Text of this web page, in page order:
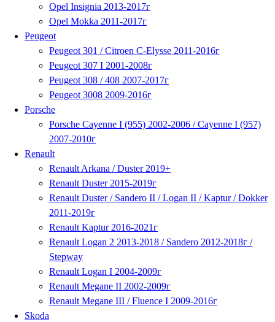
Opel Insignia 2013-2017г
Opel Mokka 2011-2017г
Peugeot
Peugeot 301 / Citroen C-Elysse 2011-2016г
Peugeot 307 I 2001-2008г
Peugeot 308 / 408 2007-2017г
Peugeot 3008 2009-2016г
Porsche
Porsche Cayenne I (955) 2002-2006 / Cayenne I (957)
2007-2010г
Renault
Renault Arkana / Duster 2019+
Renault Duster 2015-2019г
Renault Duster / Sandero II / Logan II / Kaptur / Dokker
2011-2019г
Renault Kaptur 2016-2021г
Renault Logan 2 2013-2018 / Sandero 2012-2018г /
Stepway
Renault Logan I 2004-2009г
Renault Megane II 2002-2009г
Renault Megane III / Fluence I 2009-2016г
Skoda